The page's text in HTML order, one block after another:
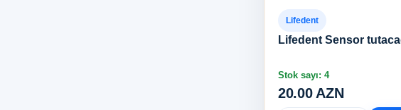
Lifedent
Lifedent Sensor
Stok sayı: 4
20.00 AZN